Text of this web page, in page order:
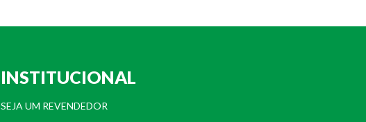
INSTITUCIONAL
SEJA UM REVENDEDOR